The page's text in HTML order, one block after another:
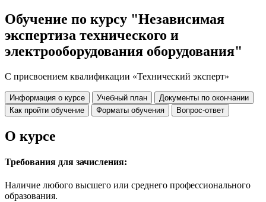
Обучение по курсу "Независимая
экспертиза технического и
электрооборудования оборудования"
С присвоением квалификации «Технический эксперт»
Информация о курсе Учебный план
Документы по окончании
Как пройти обучение
Форматы обучения Вопрос-ответ
О курсе
Требования для зачисления:
Наличие любого высшего или среднего профессионального
образования.